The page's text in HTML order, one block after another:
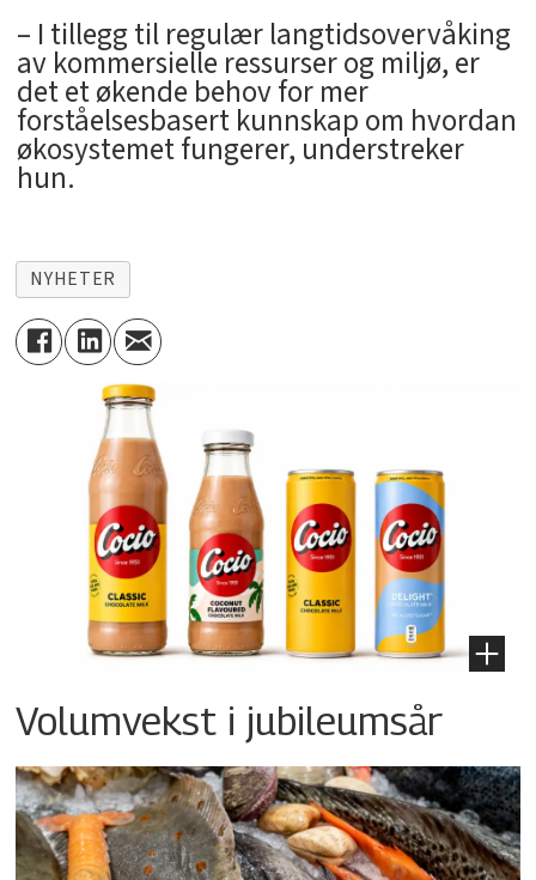
– I tillegg til regulær langtidsovervåking
av kommersielle ressurser og miljø, er
det et økende behov for mer
forståelsesbasert kunnskap om hvordan
økosystemet fungerer, understreker
hun.
NYHETER
Volumvekst i jubileumsår